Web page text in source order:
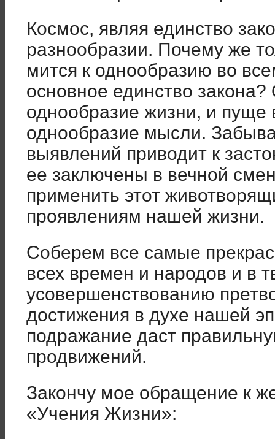
Космос, являя единство
разнообразии. Почему же
мится к однообразию во
основное единство
од­нообразие жизни, и пуще
однообразие мысли.
выявлений приводит к
ее заключены в вечной
применить этот
проявлениям нашей жизни.
Соберем все самые
всех времен и народов и в
усовершенствованию
достиже­ния в духе нашей
подражание даст
продвижений.
Закончу мое обращение к
«Учения Жизни»: